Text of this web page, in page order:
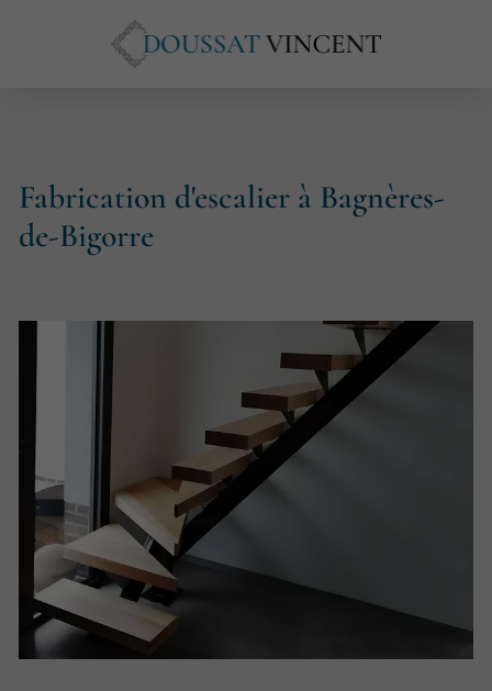
Fabrication d'escalier à Bagnères-
de-Bigorre